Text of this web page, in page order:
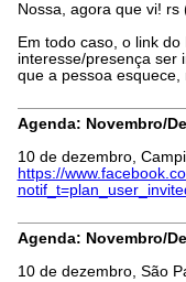
Nossa, agora que vi!
Em todo caso, o link
interesse/presença ser
que a pessoa esquece,
Agenda: Novembro/
10 de dezembro,
https://
Agenda: Novembro/
10 de dezembro, São